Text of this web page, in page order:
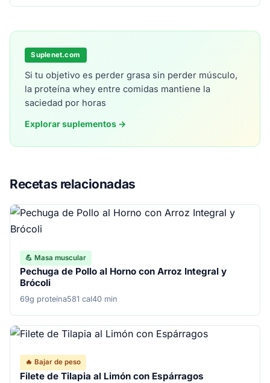
Suplenet.com
Si tu objetivo es perder grasa sin perder músculo,
la proteína whey entre comidas mantiene la
saciedad por horas
Explorar suplementos →
Recetas relacionadas
💪 Masa muscular
Pechuga de Pollo al Horno con Arroz Integral y
Brócoli
69g proteína581 cal40 min
🔥 Bajar de peso
Filete de Tilapia al Limón con Espárragos